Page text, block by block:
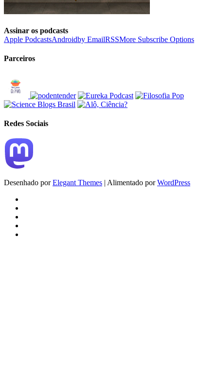
Assinar os podcasts
Apple PodcastsAndroidby EmailRSSMore Subscribe Options
Parceiros
Redes Sociais
Desenhado porElegant Themes | Alimentado porWordPress